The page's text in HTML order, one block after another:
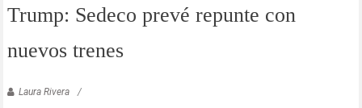
Trump: Sedeco prevé repunte con
nuevos trenes
Laura Rivera